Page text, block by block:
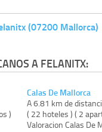
(07200 Mallorca)
A FELANITX:
)
Calas De Mallorca
A 6.81 km de
( 22 hoteles ) ( 2
Valoracion Calas De